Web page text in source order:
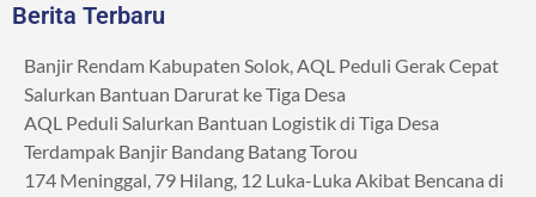
Berita Terbaru
Banjir Rendam Kabupaten Solok, AQL Peduli Gerak Cepat
Salurkan Bantuan Darurat ke Tiga Desa
AQL Peduli Salurkan Bantuan Logistik di Tiga Desa
Terdampak Banjir Bandang Batang Torou
174 Meninggal, 79 Hilang, 12 Luka-Luka Akibat Bencana di